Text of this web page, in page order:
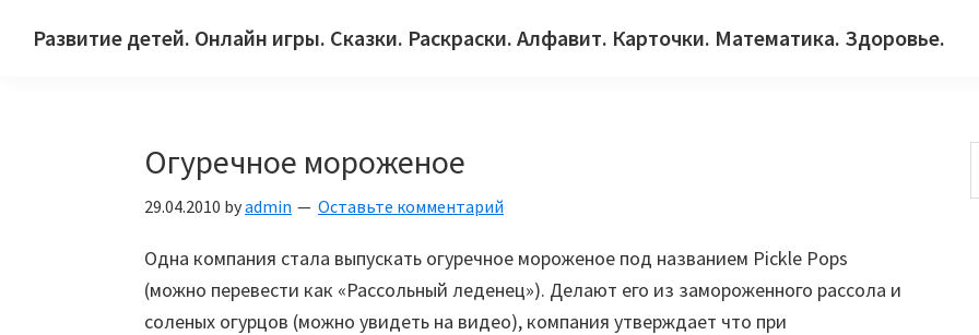
Развитие детей. Онлайн игры. Сказки. Раскраски. Алфавит. Карточки. Математика. Здоровье.
Огуречное мороженое
29.04.2010 byadmin Оставьте комментарий
Одна компания стала выпускать огуречное мороженое под названием Pickle Pops
(можно перевести как «Рассольный леденец»). Делают его из замороженного рассола и
соленых огурцов (можно увидеть на видео), компания утверждает что при